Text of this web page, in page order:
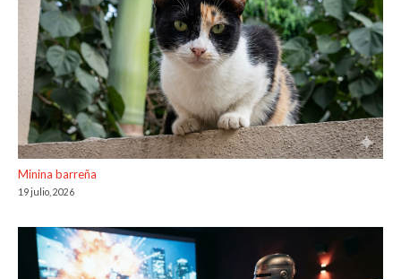
Minina barreña
19 julio, 2026